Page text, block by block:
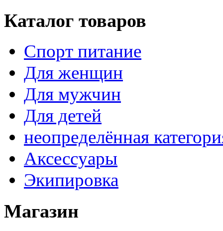
Каталог товаров
Спорт питание
Для женщин
Для мужчин
Для детей
неопределённая
Аксессуары
Экипировка
Магазин